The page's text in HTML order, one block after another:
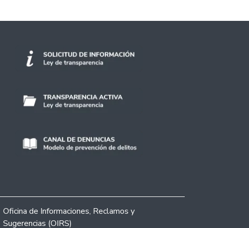
Oficina de Informaciones, Reclamos y
Sugerencias (OIRS)